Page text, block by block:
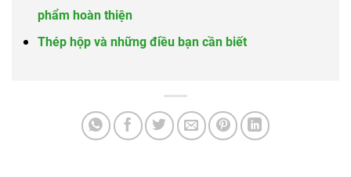
phẩm hoàn thiện
Thép hộp và những điều bạn cần biết